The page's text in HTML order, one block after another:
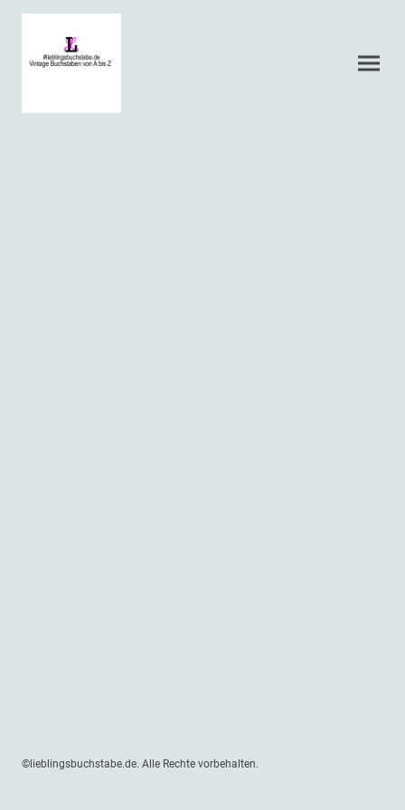
©lieblingsbuchstabe.de. Alle Rechte vorbehalten.